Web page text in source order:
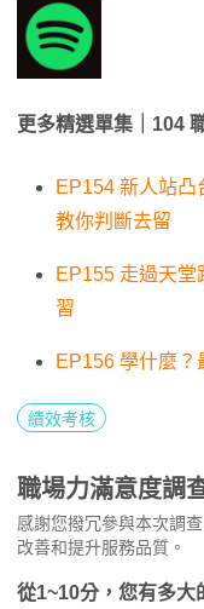
更多精選單集｜104
EP154 新人站
教你判斷去留
EP155 走過天
習
EP156 學什麼？
績效考核
職場力滿意度調
感謝您撥冗參與本次調
改善和提升服務品質。
從1~10分，您有多大